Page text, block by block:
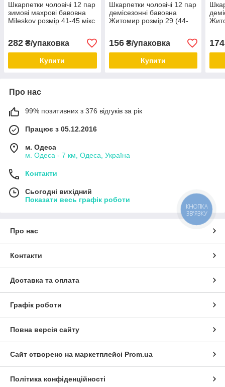
Шкарпетки чоловічі 12 пар
зимові махрові бавовна
Mileskov розмір 41-45 мікс
282 ₴/упаковка
Купити
Шкарпетки чоловічі 12 пар
демісезонні бавовна
Житомир розмір 29 (44-
156₴/упаковка
Купити
174
Про нас
99% позитивних з 376 відгуків за рік
Працює з 05.12.2016
м. Одеса
м. Одеса - 7 км, Одеса, Україна
Контакти
Сьогодні вихідний
Показати весь графік роботи
Про нас
Контакти
Доставка та оплата
Графік роботи
Повна версія сайту
Сайт створено на маркетплейсі Prom.ua
Політика конфіденційності
КНОПКА
ЗВ'ЯЗКУ